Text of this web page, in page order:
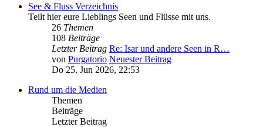
See & Fluss Verzeichnis
Teilt hier eure Lieblings Seen und Flüsse mit uns.
26 Themen
108 Beiträge
Letzter Beitrag Re: Isar und andere Seen in R…
von Purgatorio Neuester Beitrag
Do 25. Jun 2026, 22:53
Rund um die Medien
Themen
Beiträge
Letzter Beitrag